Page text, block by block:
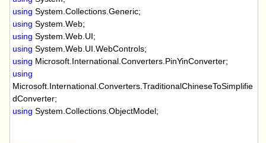
using System.Collections.Generic;
using System.Web;
using System.Web.UI;
using System.Web.UI.WebControls;
using Microsoft.International.Converters.PinYinConverter;
using
Microsoft.International.Converters.TraditionalChineseToSimplifie
dConverter;
using System.Collections.ObjectModel;